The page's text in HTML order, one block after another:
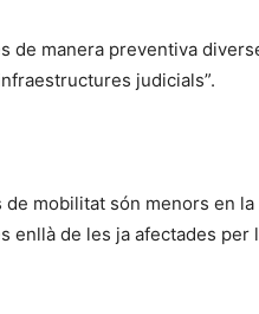
de manera preventiva
judicials”.
mobilitat són menors en
enllà de les ja afectades